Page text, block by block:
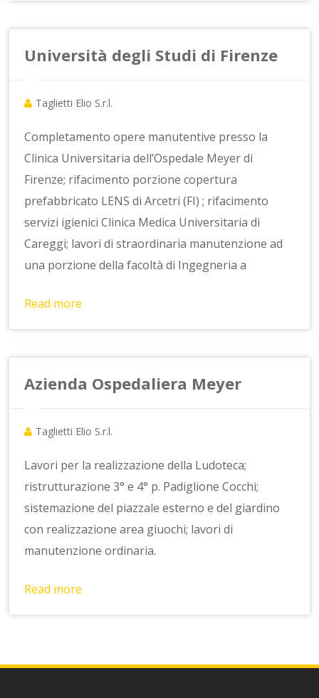
Università degli Studi di Firenze
Taglietti Elio S.r.l.
Completamento opere manutentive presso la
Clinica Universitaria dell’Ospedale Meyer di
Firenze; rifacimento porzione copertura
prefabbricato LENS di Arcetri (FI) ; rifacimento
servizi igienici Clinica Medica Universitaria di
Careggi; lavori di straordinaria manutenzione ad
una porzione della facoltà di Ingegneria a
Read more
Azienda Ospedaliera Meyer
Taglietti Elio S.r.l.
Lavori per la realizzazione della Ludoteca;
ristrutturazione 3° e 4° p. Padiglione Cocchi;
sistemazione del piazzale esterno e del giardino
con realizzazione area giuochi; lavori di
manutenzione ordinaria.
Read more